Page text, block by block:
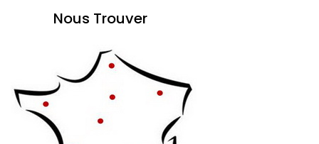
Nous Trouver